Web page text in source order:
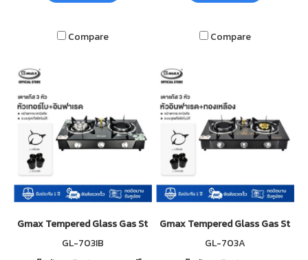
Compare Compare
Gmax Tempered Glass Gas Stove 3 Mix Burner GL-703IB
GL-703IB
Gmax Tempered Glass Gas
GL-703A